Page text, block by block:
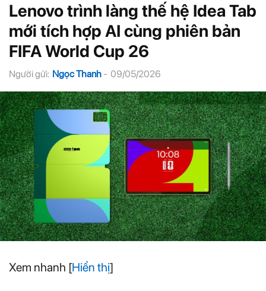
Lenovo trình làng thế hệ Idea Tab
mới tích hợp AI cùng phiên bản
FIFA World Cup 26
Người gửi: Ngọc Thanh - 09/05/2026
Xem nhanh [Hiển thị]